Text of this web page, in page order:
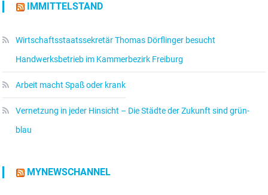
IMMITTELSTAND
Wirtschaftsstaatssekretär Thomas Dörflinger besucht
Handwerksbetrieb im Kammerbezirk Freiburg
Arbeit macht Spaß oder krank
Vernetzung in jeder Hinsicht – Die Städte der Zukunft sind grün-
blau
MYNEWSCHANNEL